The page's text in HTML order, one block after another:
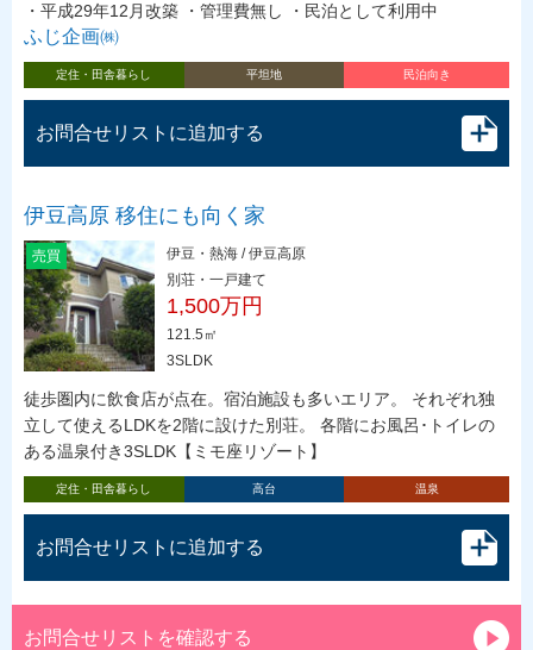
・平成29年12月改築 ・管理費無し ・民泊として利用中
ふじ企画㈱
定住・田舎暮らし 平坦地 民泊向き
お問合せリストに追加する
伊豆高原 移住にも向く家
売買
伊豆・熱海 / 伊豆高原
別荘・一戸建て
1,500万円
121.5㎡
3SLDK
徒歩圏内に飲食店が点在。宿泊施設も多いエリア。 それぞれ独
立して使えるLDKを2階に設けた別荘。 各階にお風呂･トイレの
ある温泉付き3SLDK【ミモ座リゾート】
定住・田舎暮らし 高台 温泉
お問合せリストに追加する
お問合せリストを確認する